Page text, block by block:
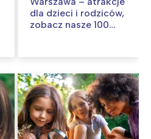
dla dzieci i rodziców,
zobacz nasze 100